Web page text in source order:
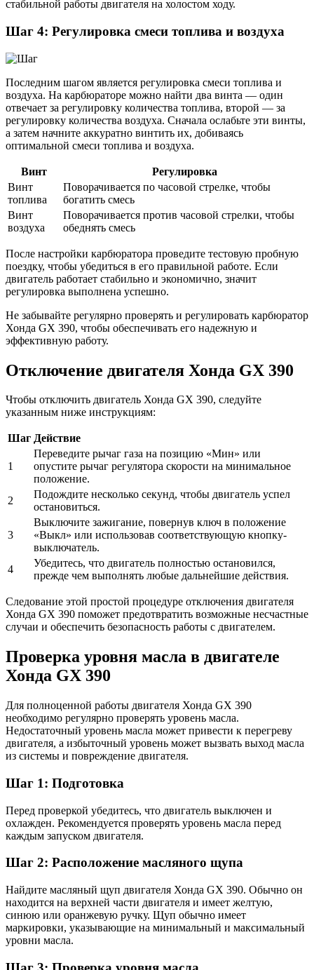
стабильной работы двигателя на холостом ходу.
Шаг 4: Регулировка смеси топлива и воздуха
Последним шагом является регулировка смеси топлива и
воздуха. На карбюраторе можно найти два винта — один
отвечает за регулировку количества топлива, второй — за
регулировку количества воздуха. Сначала ослабьте эти винты,
а затем начните аккуратно винтить их, добиваясь
оптимальной смеси топлива и воздуха.
Винт
Регулировка
Винт
топлива
Поворачивается по часовой стрелке, чтобы
богатить смесь
Винт
воздуха
Поворачивается против часовой стрелки, чтобы
обеднять смесь
После настройки карбюратора проведите тестовую пробную
поездку, чтобы убедиться в его правильной работе. Если
двигатель работает стабильно и экономично, значит
регулировка выполнена успешно.
Не забывайте регулярно проверять и регулировать карбюратор
Хонда GX 390, чтобы обеспечивать его надежную и
эффективную работу.
Отключение двигателя Хонда GX 390
Чтобы отключить двигатель Хонда GX 390, следуйте
указанным ниже инструкциям:
Шаг Действие
1
Переведите рычаг газа на позицию «Мин» или
опустите рычаг регулятора скорости на минимальное
положение.
2
Подождите несколько секунд, чтобы двигатель успел
остановиться.
3
Выключите зажигание, повернув ключ в положение
«Выкл» или использовав соответствующую кнопку-
выключатель.
4
Убедитесь, что двигатель полностью остановился,
прежде чем выполнять любые дальнейшие действия.
Следование этой простой процедуре отключения двигателя
Хонда GX 390 поможет предотвратить возможные несчастные
случаи и обеспечить безопасность работы с двигателем.
Проверка уровня масла в двигателе
Хонда GX 390
Для полноценной работы двигателя Хонда GX 390
необходимо регулярно проверять уровень масла.
Недостаточный уровень масла может привести к перегреву
двигателя, а избыточный уровень может вызвать выход масла
из системы и повреждение двигателя.
Шаг 1: Подготовка
Перед проверкой убедитесь, что двигатель выключен и
охлажден. Рекомендуется проверять уровень масла перед
каждым запуском двигателя.
Шаг 2: Расположение масляного щупа
Найдите масляный щуп двигателя Хонда GX 390. Обычно он
находится на верхней части двигателя и имеет желтую,
синюю или оранжевую ручку. Щуп обычно имеет
маркировки, указывающие на минимальный и максимальный
уровни масла.